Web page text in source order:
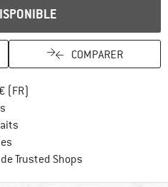
COMPARER
(FR)
Trusted Shops